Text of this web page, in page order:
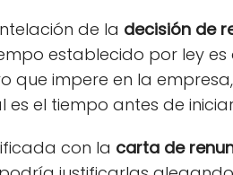
de la decisión de
establecido por ley
que impere en la
el tiempo antes de
con la carta de